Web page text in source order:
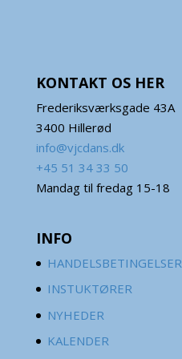
KONTAKT OS HER
Frederiksværksgade 43A
3400 Hillerød
info@vjcdans.dk
+45 51 34 33 50
Mandag til fredag 15-18
INFO
HANDELSBETINGELSER
INSTUKTØRER
NYHEDER
KALENDER